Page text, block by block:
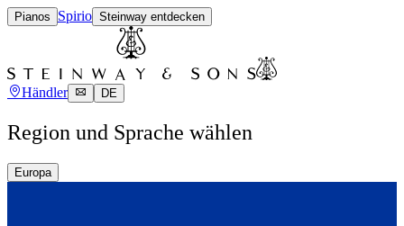
Pianos Spirio Steinway entdecken
Händler DE
Region und Sprache wählen
Europa